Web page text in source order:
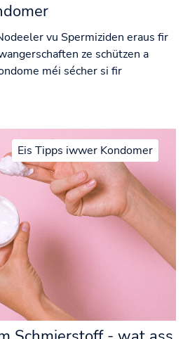
vu Spermiziden eraus fir
ze schützen a
méi sécher si fir
Eis Tipps iwwer Kondomer